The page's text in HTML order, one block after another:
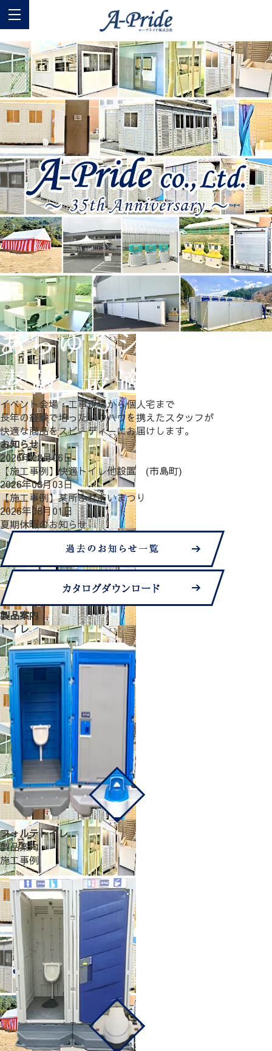
イベント会場・工事現場から個人宅まで
長年の経験で培ったノウハウを携えたスタッフが
快適な商品をスピーディーにお届けします。
お知らせ
2026年08月06日
【施工事例】快適トイレ他設置 (市島町)
2026年08月03日
【施工事例】某所ふれあいまつり
2026年08月01日
夏期休暇のお知らせ
製品案内
トイレ
フォルテトイレ
製品案内
施工事例